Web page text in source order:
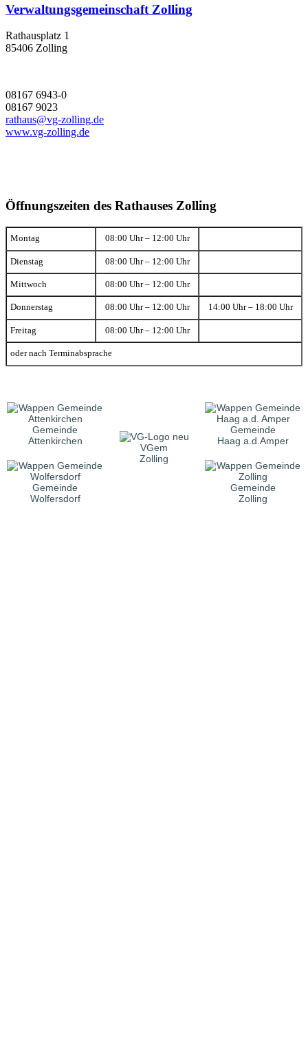
Verwaltungsgemeinschaft Zolling
Rathausplatz 1
85406 Zolling
08167 6943-0
08167 9023
rathaus@vg-zolling.de
www.vg-zolling.de
Öffnungszeiten des Rathauses Zolling
Montag 08:00 Uhr – 12:00 Uhr
Dienstag 08:00 Uhr – 12:00 Uhr
Mittwoch 08:00 Uhr – 12:00 Uhr
Donnerstag 08:00 Uhr – 12:00 Uhr 14:00 Uhr – 18:00 Uhr
Freitag 08:00 Uhr – 12:00 Uhr
oder nach Terminabsprache
Gemeinde
Attenkirchen
VGem
Zolling
Gemeinde
Haag a.d.Amper
Gemeinde
Wolfersdorf
Gemeinde
Zolling